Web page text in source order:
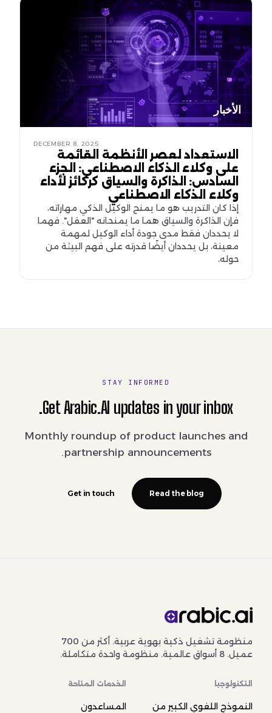
الأخبار
DECEMBER 8, 2025
الاستعداد لعصر الأنظمة القائمة
على وكلاء الذكاء الاصطناعي: الجزء
السادس: الذاكرة والسياق كركائز لأداء
وكلاء الذكاء الاصطناعي
إذا كان التدريب هو ما يمنح الوكيل الذكي مهاراته،
فإن الذاكرة والسياق هما ما يمنحانه "العقل". فهما
لا يحددان فقط مدى جودة أداء الوكيل لمهمة
معينة، بل يحددان أيضًا قدرته على فهم البيئة من
حوله،
STAY INFORMED
Get Arabic.AI updates in your inbox.
Monthly roundup of product launches and
partnership announcements.
Read the blog
Get in touch
منظومة تشغيل ذكية بهوية عربية. أكثر من 700
عميل. 8 أسواق عالمية. منظومة واحدة متكاملة.
التكنولوجيا
النموذج اللغوي الكبير من
الخدمات المتاحة
المساعدون